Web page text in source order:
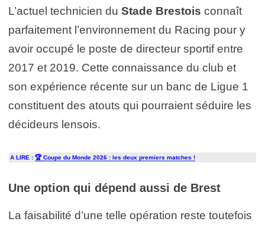
L’actuel technicien du Stade Brestois connaît
parfaitement l’environnement du Racing pour y
avoir occupé le poste de directeur sportif entre
2017 et 2019. Cette connaissance du club et
son expérience récente sur un banc de Ligue 1
constituent des atouts qui pourraient séduire les
décideurs lensois.
A LIRE : 🏆 Coupe du Monde 2026 : les deux premiers matches !
Une option qui dépend aussi de Brest
La faisabilité d’une telle opération reste toutefois